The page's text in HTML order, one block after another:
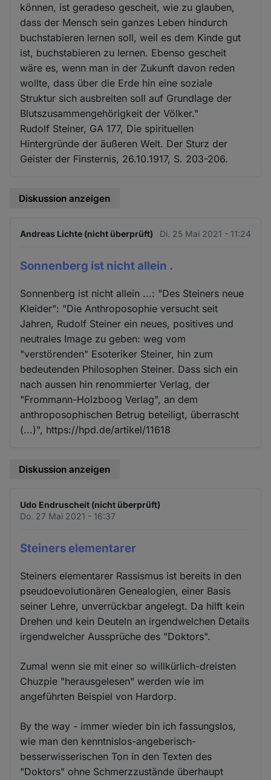
können, ist geradeso gescheit, wie zu glauben,
dass der Mensch sein ganzes Leben hindurch
buchstabieren lernen soll, weil es dem Kinde gut
ist, buchstabieren zu lernen. Ebenso gescheit
wäre es, wenn man in der Zukunft davon reden
wollte, dass über die Erde hin eine soziale
Struktur sich ausbreiten soll auf Grundlage der
Blutszusammengehörigkeit der Völker."
Rudolf Steiner, GA 177, Die spirituellen
Hintergründe der äußeren Welt. Der Sturz der
Geister der Finsternis, 26.10.1917, S. 203-206.
Diskussion anzeigen
Andreas Lichte (nicht überprüft) Di. 25 Mai 2021 - 11:24
Sonnenberg ist nicht allein .
Sonnenberg ist nicht allein ...: "Des Steiners neue
Kleider": "Die Anthroposophie versucht seit
Jahren, Rudolf Steiner ein neues, positives und
neutrales Image zu geben: weg vom
"verstörenden" Esoteriker Steiner, hin zum
bedeutenden Philosophen Steiner. Dass sich ein
nach aussen hin renommierter Verlag, der
"Frommann-Holzboog Verlag", an dem
anthroposophischen Betrug beteiligt, überrascht
(...)", https://hpd.de/artikel/11618
Diskussion anzeigen
Udo Endruscheit (nicht überprüft)
Do. 27 Mai 2021 - 16:37
Steiners elementarer
Steiners elementarer Rassismus ist bereits in den
pseudoevolutionären Genealogien, einer Basis
seiner Lehre, unverrückbar angelegt. Da hilft kein
Drehen und kein Deuteln an irgendwelchen Details
irgendwelcher Aussprüche des "Doktors".
Zumal wenn sie mit einer so willkürlich-dreisten
Chuzpie "herausgelesen" werden wie im
angeführten Beispiel von Hardorp.
By the way - immer wieder bin ich fassungslos,
wie man den kenntnislos-angeberisch-
besserwisserischen Ton in den Texten des
"Doktors" ohne Schmerzzustände überhaupt